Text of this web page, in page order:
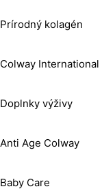
Prírodný kolagén
Colway International
Doplnky výživy
Anti Age Colway
Baby Care